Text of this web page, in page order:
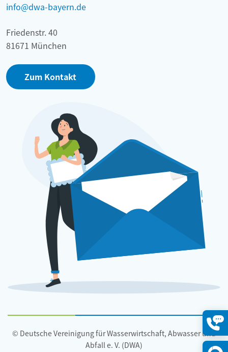
info@dwa-bayern.de
Friedenstr. 40
81671 München
Zum Kontakt
© Deutsche Vereinigung für Wasserwirtschaft, Abwasser und
Abfall e. V. (DWA)